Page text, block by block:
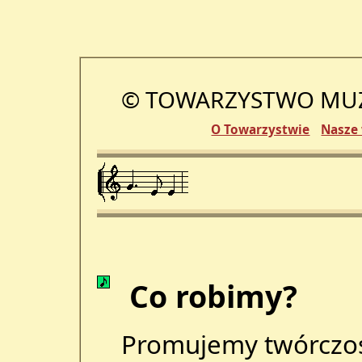
© TOWARZYSTWO
O Towarzystwie
Co robimy?
Promujemy